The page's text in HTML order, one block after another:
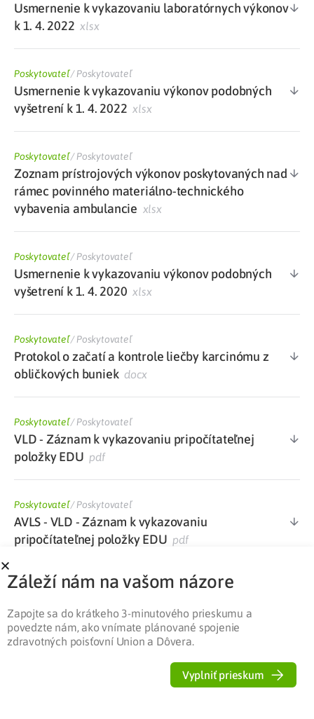
Usmernenie k vykazovaniu laboratórnych výkonov
k 1. 4. 2022 xlsx
Poskytovateľ/Poskytovateľ
Usmernenie k vykazovaniu výkonov podobných
vyšetrení k 1. 4. 2022 xlsx
Poskytovateľ/Poskytovateľ
Zoznam prístrojových výkonov poskytovaných nad
rámec povinného materiálno-technického
vybavenia ambulancie xlsx
Poskytovateľ/Poskytovateľ
Usmernenie k vykazovaniu výkonov podobných
vyšetrení k 1. 4. 2020 xlsx
Poskytovateľ/Poskytovateľ
Protokol o začatí a kontrole liečby karcinómu z
obličkových buniekdocx
Poskytovateľ/Poskytovateľ
VLD - Záznam k vykazovaniu pripočítateľnej
položky EDU pdf
Poskytovateľ/Poskytovateľ
AVLS - VLD - Záznam k vykazovaniu
pripočítateľnej položky EDU pdf
Poskytovateľ/Poskytovateľ
pacienta v diabetologickej ambulanciidocx
Zoznam kategorizovaného ŠZM s maximálne
Záleží nám na vašom názore
Zapojte sa do krátkeho 3-minutového prieskumu a
povedzte nám, ako vnímate plánované spojenie
zdravotných poisťovní Union a Dôvera.
Vyplniť prieskum